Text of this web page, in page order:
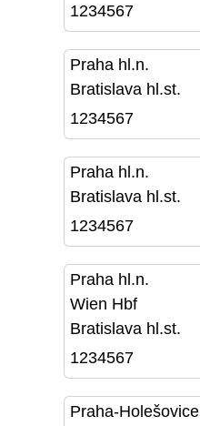
1234567
Praha hl.n.
Bratislava hl.st.
1234567
Praha hl.n.
Bratislava hl.st.
1234567
Praha hl.n.
Wien Hbf
Bratislava hl.st.
1234567
Praha-Holešovice